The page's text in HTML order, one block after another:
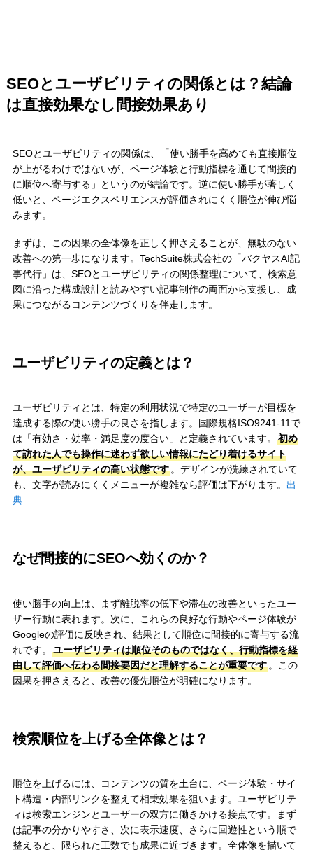
SEOとユーザビリティの関係とは？結論
は直接効果なし間接効果あり
SEOとユーザビリティの関係は、「使い勝手を高めても直接順位
が上がるわけではないが、ページ体験と行動指標を通じて間接的
に順位へ寄与する」というのが結論です。逆に使い勝手が著しく
低いと、ページエクスペリエンスが評価されにくく順位が伸び悩
みます。
まずは、この因果の全体像を正しく押さえることが、無駄のない
改善への第一歩になります。TechSuite株式会社の「バクヤスAI記
事代行」は、SEOとユーザビリティの関係整理について、検索意
図に沿った構成設計と読みやすい記事制作の両面から支援し、成
果につながるコンテンツづくりを伴走します。
ユーザビリティの定義とは？
ユーザビリティとは、特定の利用状況で特定のユーザーが目標を
達成する際の使い勝手の良さを指します。国際規格ISO9241-11で
は「有効さ・効率・満足度の度合い」と定義されています。
初め
て訪れた人でも操作に迷わず欲しい情報にたどり着けるサイト
が、ユーザビリティの高い状態です。デザインが洗練されていて
も、文字が読みにくくメニューが複雑なら評価は下がります。 出
典
なぜ間接的にSEOへ効くのか？
使い勝手の向上は、まず離脱率の低下や滞在の改善といったユー
ザー行動に表れます。次に、これらの良好な行動やページ体験が
Googleの評価に反映され、結果として順位に間接的に寄与する流
れです。
ユーザビリティは順位そのものではなく、行動指標を経
由して評価へ伝わる間接要因だと理解することが重要です。この
因果を押さえると、改善の優先順位が明確になります。
検索順位を上げる全体像とは？
順位を上げるには、コンテンツの質を土台に、ページ体験・サイ
ト構造・内部リンクを整えて相乗効果を狙います。ユーザビリテ
ィは検索エンジンとユーザーの双方に働きかける接点です。まず
は記事の分かりやすさ、次に表示速度、さらに回遊性という順で
整えると、限られた工数でも成果に近づきます。全体像を描いて